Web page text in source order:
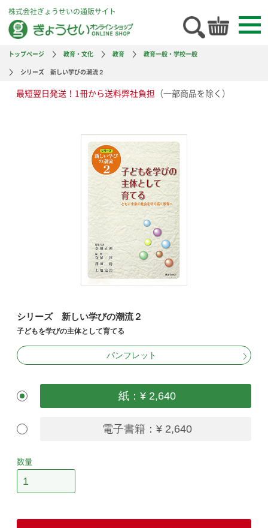
株式会社ぎょうせいの通販サイト
トップページ 教育・文化 教育
教育一般・学校一般
シリーズ 新しい学びの潮流２
最短翌日発送！1冊から送料弊社負担 （一部商品を除く）
シリーズ 新しい学びの潮流２
子どもを学びの主体として育てる
パンフレット
紙：¥ 2,640
電子書籍：¥ 2,640
数量